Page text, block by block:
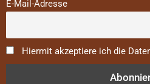
E-Mail-Adresse
Hiermit akzeptiere ich die